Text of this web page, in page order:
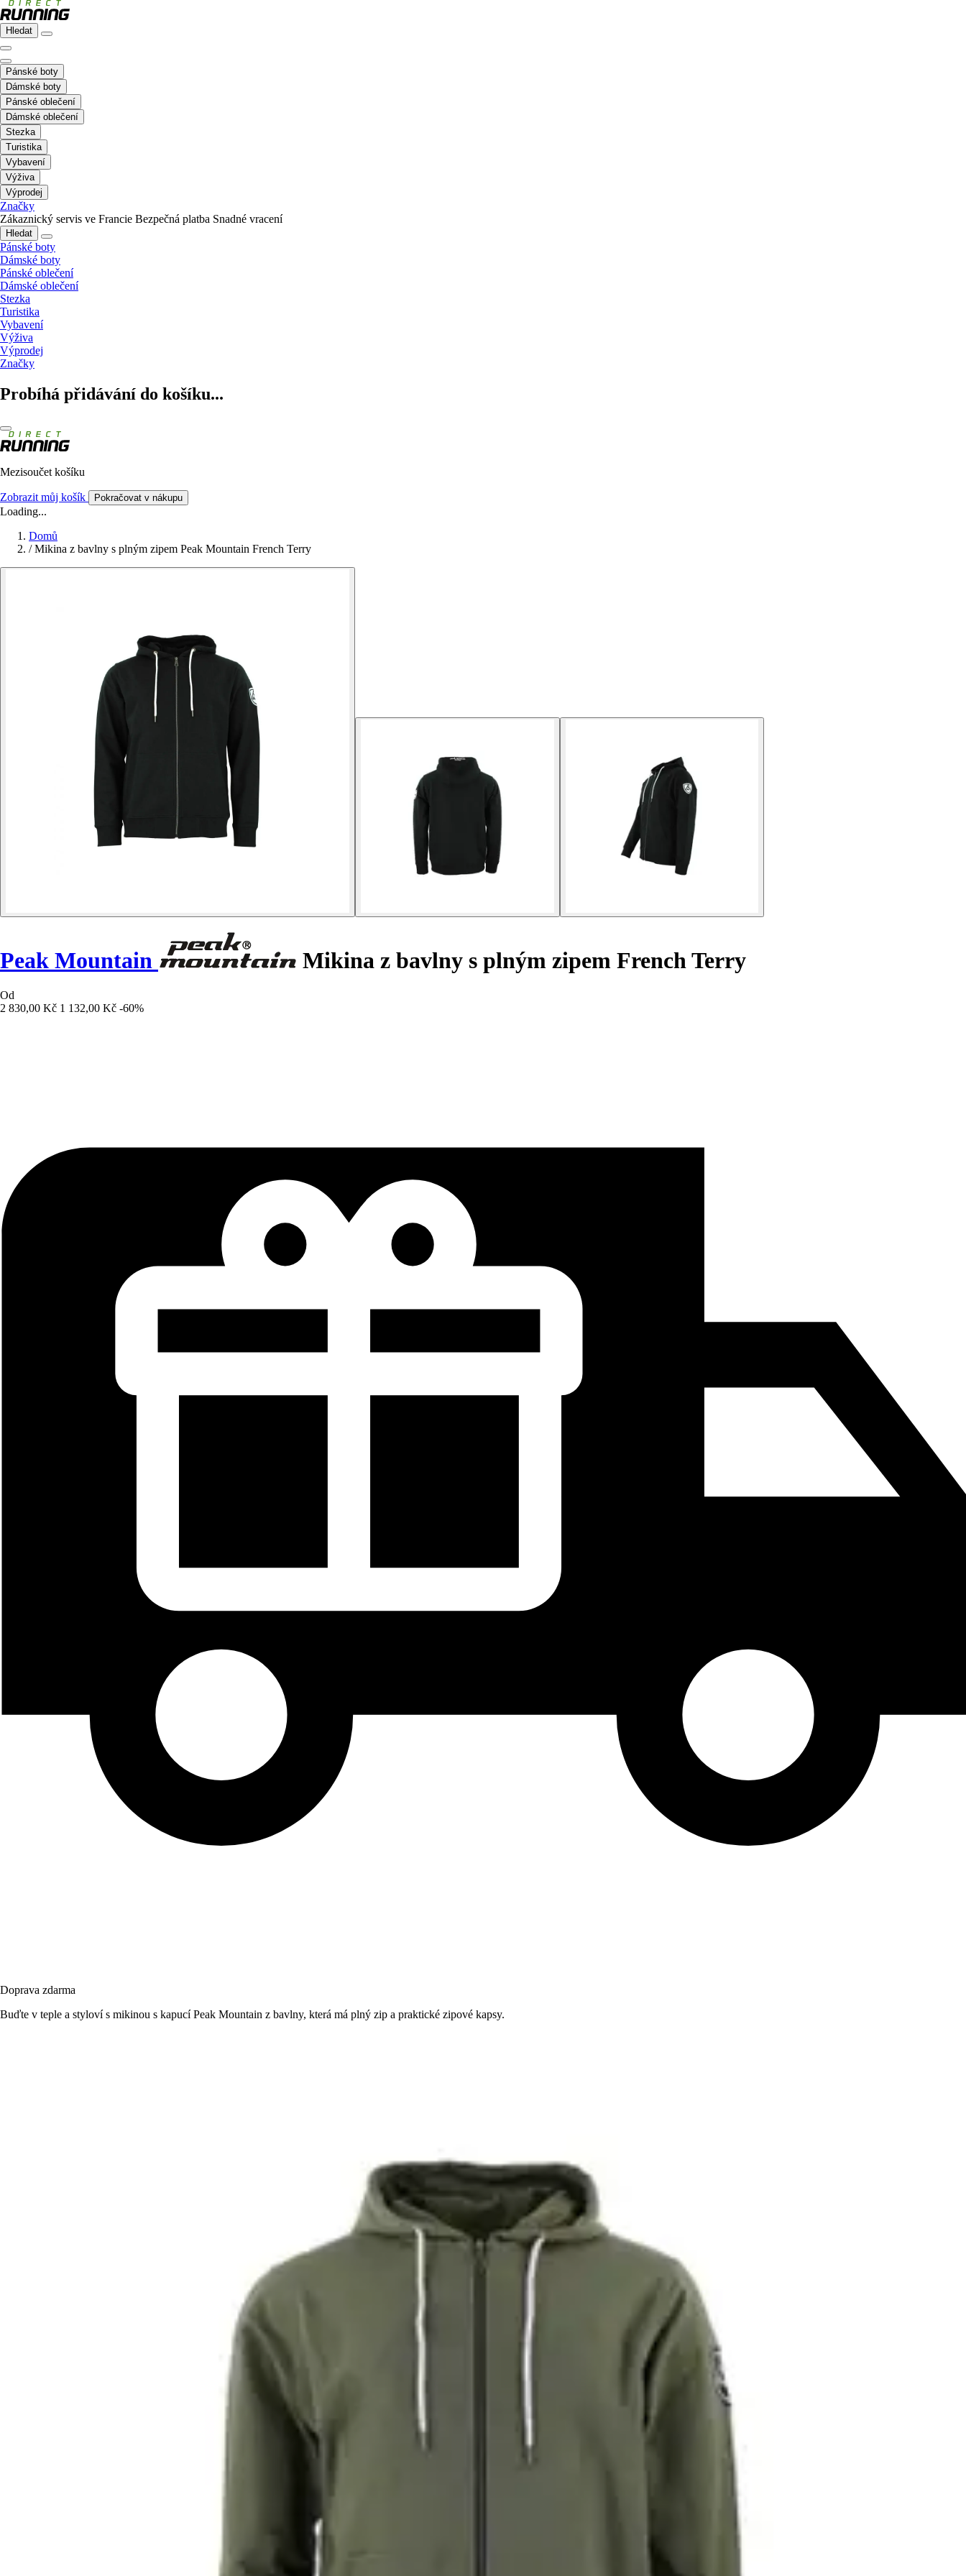
Hledat
Pánské boty
Dámské boty
Pánské oblečení
Dámské oblečení
Stezka
Turistika
Vybavení
Výživa
Výprodej
Značky
Zákaznický servis ve Francie Bezpečná platba Snadné vracení
Hledat
Pánské boty
Dámské boty
Pánské oblečení
Dámské oblečení
Stezka
Turistika
Vybavení
Výživa
Výprodej
Značky
Probíhá přidávání do košíku...
Mezisoučet košíku
Zobrazit můj košík Pokračovat v nákupu
Loading...
Domů
/ Mikina z bavlny s plným zipem Peak Mountain French Terry
Peak Mountain Mikina z bavlny s plným zipem French Terry
Od
2 830,00 Kč 1 132,00 Kč -60%
Doprava zdarma
Buďte v teple a styloví s mikinou s kapucí Peak Mountain z bavlny, která má plný zip a praktické zipové kapsy.